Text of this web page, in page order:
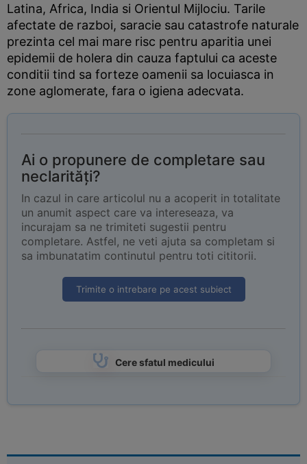
Latina, Africa, India si Orientul Mijlociu. Tarile
afectate de razboi, saracie sau catastrofe naturale
prezinta cel mai mare risc pentru aparitia unei
epidemii de holera din cauza faptului ca aceste
conditii tind sa forteze oamenii sa locuiasca in
zone aglomerate, fara o igiena adecvata.
Ai o propunere de completare sau
neclarități?
In cazul in care articolul nu a acoperit in totalitate
un anumit aspect care va intereseaza, va
incurajam sa ne trimiteti sugestii pentru
completare. Astfel, ne veti ajuta sa completam si
sa imbunatatim continutul pentru toti cititorii.
Trimite o intrebare pe acest subiect
Cere sfatul medicului